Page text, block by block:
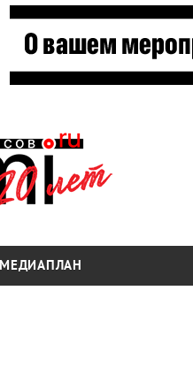
МЕДИАПЛАН